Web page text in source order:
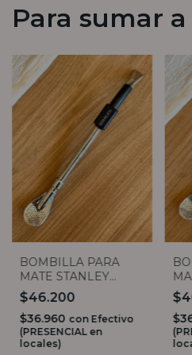
Para sumar
BOMBILLA PARA
MATE STANLEY
SPOON BLACK
$46.200
$36.960 con Efectivo
(PRESENCIAL en
locales)